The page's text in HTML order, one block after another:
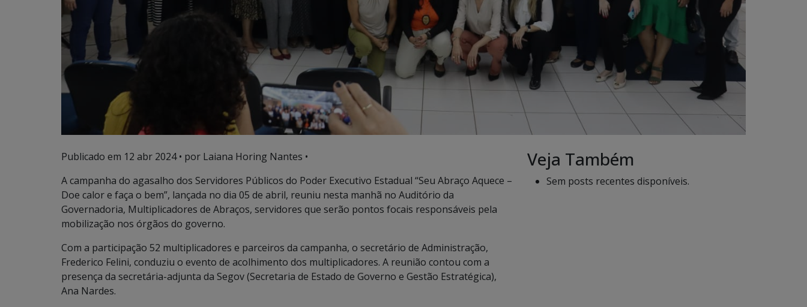
Publicado em 12 abr 2024• por Laiana Horing Nantes •
A campanha do agasalho dos Servidores Públicos do Poder Executivo Estadual “Seu Abraço Aquece –
Doe calor e faça o bem”, lançada no dia 05 de abril, reuniu nesta manhã no Auditório da
Governadoria, Multiplicadores de Abraços, servidores que serão pontos focais responsáveis pela
mobilização nos órgãos do governo.
Com a participação 52 multiplicadores e parceiros da campanha, o secretário de Administração,
Frederico Felini, conduziu o evento de acolhimento dos multiplicadores. A reunião contou com a
presença da secretária-adjunta da Segov (Secretaria de Estado de Governo e Gestão Estratégica),
Ana Nardes.
Veja Também
Sem posts recentes disponíveis.